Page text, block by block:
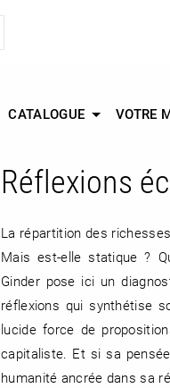
CATALOGUE VOTRE
Réflexions
La répartition des
Mais est-elle statique ?
Ginder pose ici un
réflexions qui synthétise
lucide force de
capitaliste. Et si sa
humanité ancrée dans sa